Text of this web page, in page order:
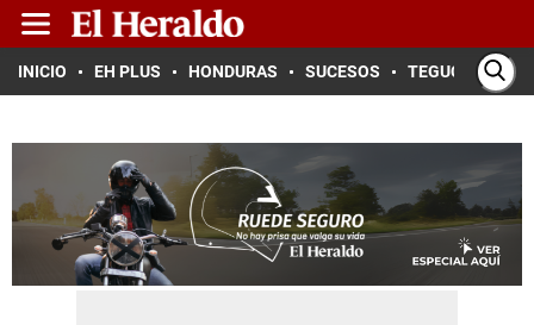
INICIO EH PLUS HONDURAS SUCESOS TEGUCIGALPA